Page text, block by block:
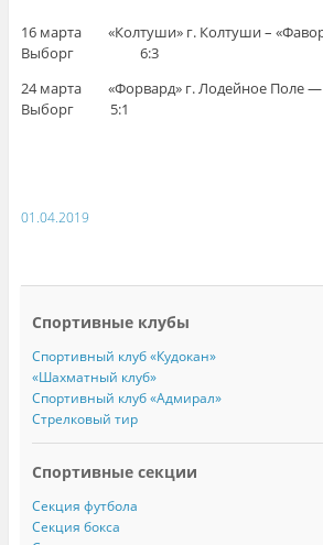
16 марта «Колтуши» г. Колтуши –
Выборг 6:3
24 марта «Форвард» г. Лодейное Поле —
Выборг 5:1
01.04.2019
Спортивные клубы
Спортивный клуб «Кудокан»
«Шахматный клуб»
Спортивный клуб «Адмирал»
Стрелковый тир
Спортивные секции
Секция футбола
Секция бокса